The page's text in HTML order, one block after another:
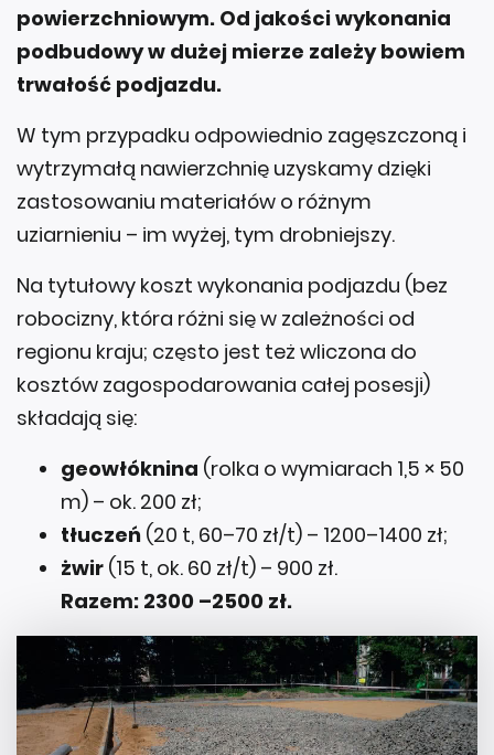
powierzchniowym. Od jakości wykonania
podbudowy w dużej mierze zależy bowiem
trwałość podjazdu.
W tym przypadku odpowiednio zagęszczoną i
wytrzymałą nawierzchnię uzyskamy dzięki
zastosowaniu materiałów o różnym
uziarnieniu – im wyżej, tym drobniejszy.
Na tytułowy koszt wykonania podjazdu (bez
robocizny, która różni się w zależności od
regionu kraju; często jest też wliczona do
kosztów zagospodarowania całej posesji)
składają się:
geowłóknina (rolka o wymiarach 1,5 × 50
m) – ok. 200 zł;
tłuczeń (20 t, 60–70 zł/t) – 1200–1400 zł;
żwir (15 t, ok. 60 zł/t) – 900 zł.
Razem: 2300 –2500 zł.